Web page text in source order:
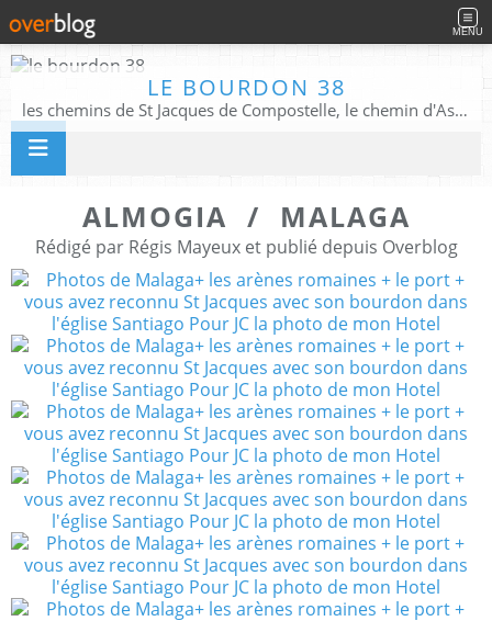
MENU
LE BOURDON 38
les chemins de St Jacques de Compostelle, le chemin d'Assise, La Voie Francigena, et autres chemins ........
ALMOGIA / MALAGA
Rédigé par Régis Mayeux et publié depuis Overblog